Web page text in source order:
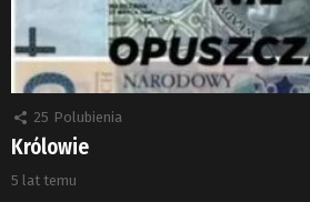
25 Polubienia
Królowie
5 lat temu